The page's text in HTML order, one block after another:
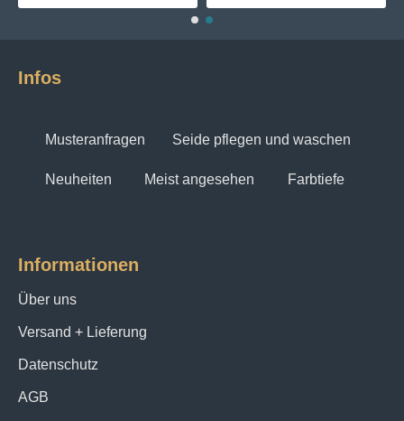
Infos
Musteranfragen Seide pflegen und waschen
Neuheiten Meist angesehen Farbtiefe
Informationen
Über uns
Versand + Lieferung
Datenschutz
AGB